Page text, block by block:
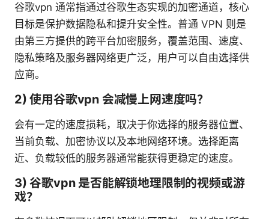
谷歌vpn 通常指通过谷歌生态实现的加密通道，核心
目标是保护数据隐私和提升安全性。普通 VPN 则是
由第三方提供的跨平台加密服务，覆盖范围、速度、
隐私策略及服务器网络更广泛，用户可以自由选择供
应商。
2) 使用谷歌vpn 会减慢上网速度吗？
会有一定的速度损耗，取决于你选择的服务器位置、
当前负载、加密协议以及本地网络环境。选择距离
近、负载较低的服务器通常能获得更稳定的速度。
3) 谷歌vpn 是否能解锁地理限制的视频或游
戏？